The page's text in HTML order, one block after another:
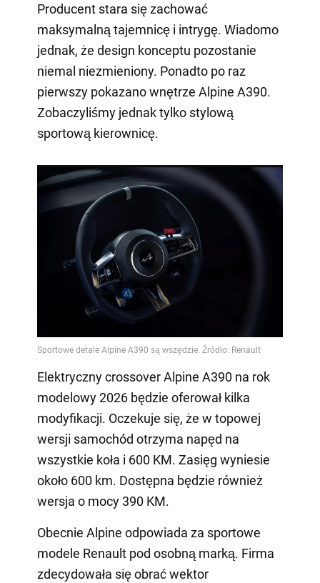
Producent stara się zachować
maksymalną tajemnicę i intrygę. Wiadomo
jednak, że design konceptu pozostanie
niemal niezmieniony. Ponadto po raz
pierwszy pokazano wnętrze Alpine A390.
Zobaczyliśmy jednak tylko stylową
sportową kierownicę.
Elektryczny crossover Alpine A390 na rok
modelowy 2026 będzie oferował kilka
modyfikacji. Oczekuje się, że w topowej
wersji samochód otrzyma napęd na
wszystkie koła i 600 KM. Zasięg wyniesie
około 600 km. Dostępna będzie również
wersja o mocy 390 KM.
Obecnie Alpine odpowiada za sportowe
modele Renault pod osobną marką. Firma
zdecydowała się obrać wektor